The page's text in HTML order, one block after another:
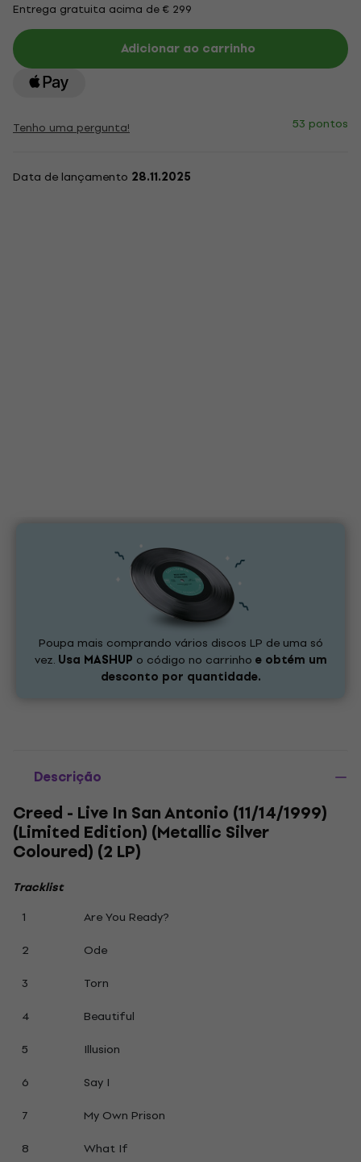
Entrega gratuita acima de € 299
Adicionar ao carrinho
Tenho uma pergunta! 53 pontos
Data de lançamento 28.11.2025
Poupa mais comprando vários discos LP de uma só
vez. Usa MASHUP o código no carrinho e obtém um
desconto por quantidade.
Descrição
Creed - Live In San Antonio (11/14/1999)
(Limited Edition) (Metallic Silver
Coloured) (2 LP)
Tracklist
1
Are You Ready?
2
Ode
3
Torn
4
Beautiful
5
Illusion
6
Say I
7
My Own Prison
8
What If